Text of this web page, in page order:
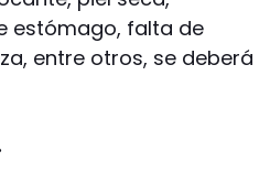
estómago, falta de
entre otros, se deberá